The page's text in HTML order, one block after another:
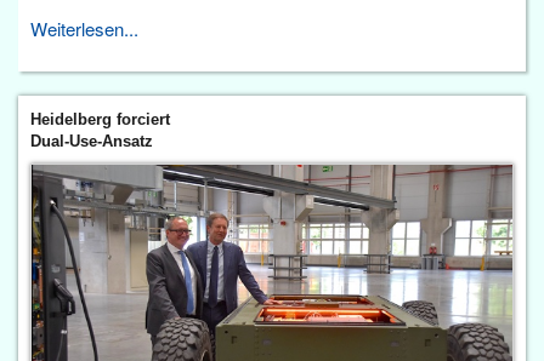
Weiterlesen...
Heidelberg forciert
Dual-Use-Ansatz